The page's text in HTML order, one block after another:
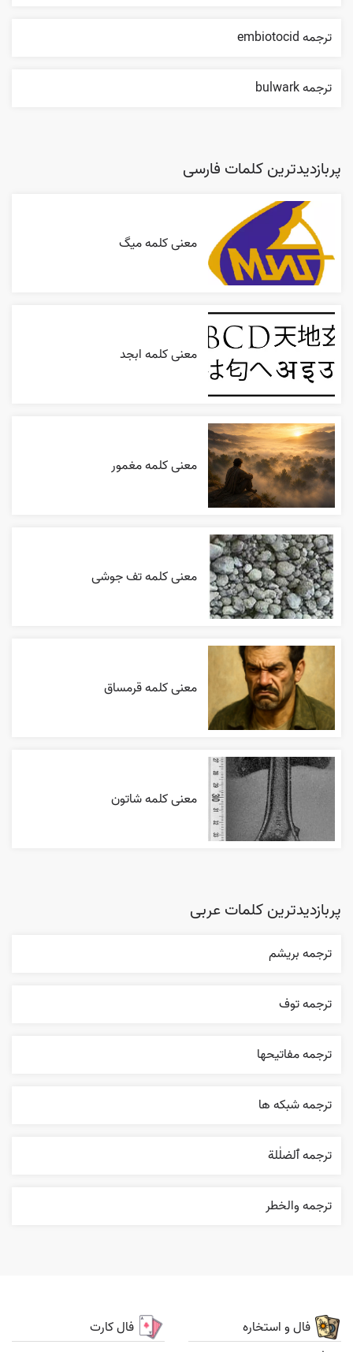
ترجمه embiotocid
ترجمه bulwark
پربازدیدترین کلمات فارسی
معنی کلمه میگ
معنی کلمه ابجد
معنی کلمه مغمور
معنی کلمه تف جوشی
معنی کلمه قرمساق
معنی کلمه شاتون
پربازدیدترین کلمات عربی
ترجمه بریشم
ترجمه توف
ترجمه مفاتيحها
ترجمه شبکه ها
ترجمه ٱلضلٰلة
ترجمه والخطر
فال و استخاره فال کارت